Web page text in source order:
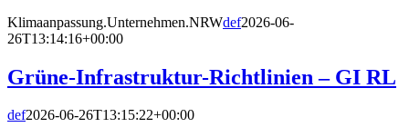
Klimaanpassung.Unternehmen.NRWdef2026-06-
26T13:14:16+00:00
Grüne-Infrastruktur-Richtlinien – GI RL
def2026-06-26T13:15:22+00:00